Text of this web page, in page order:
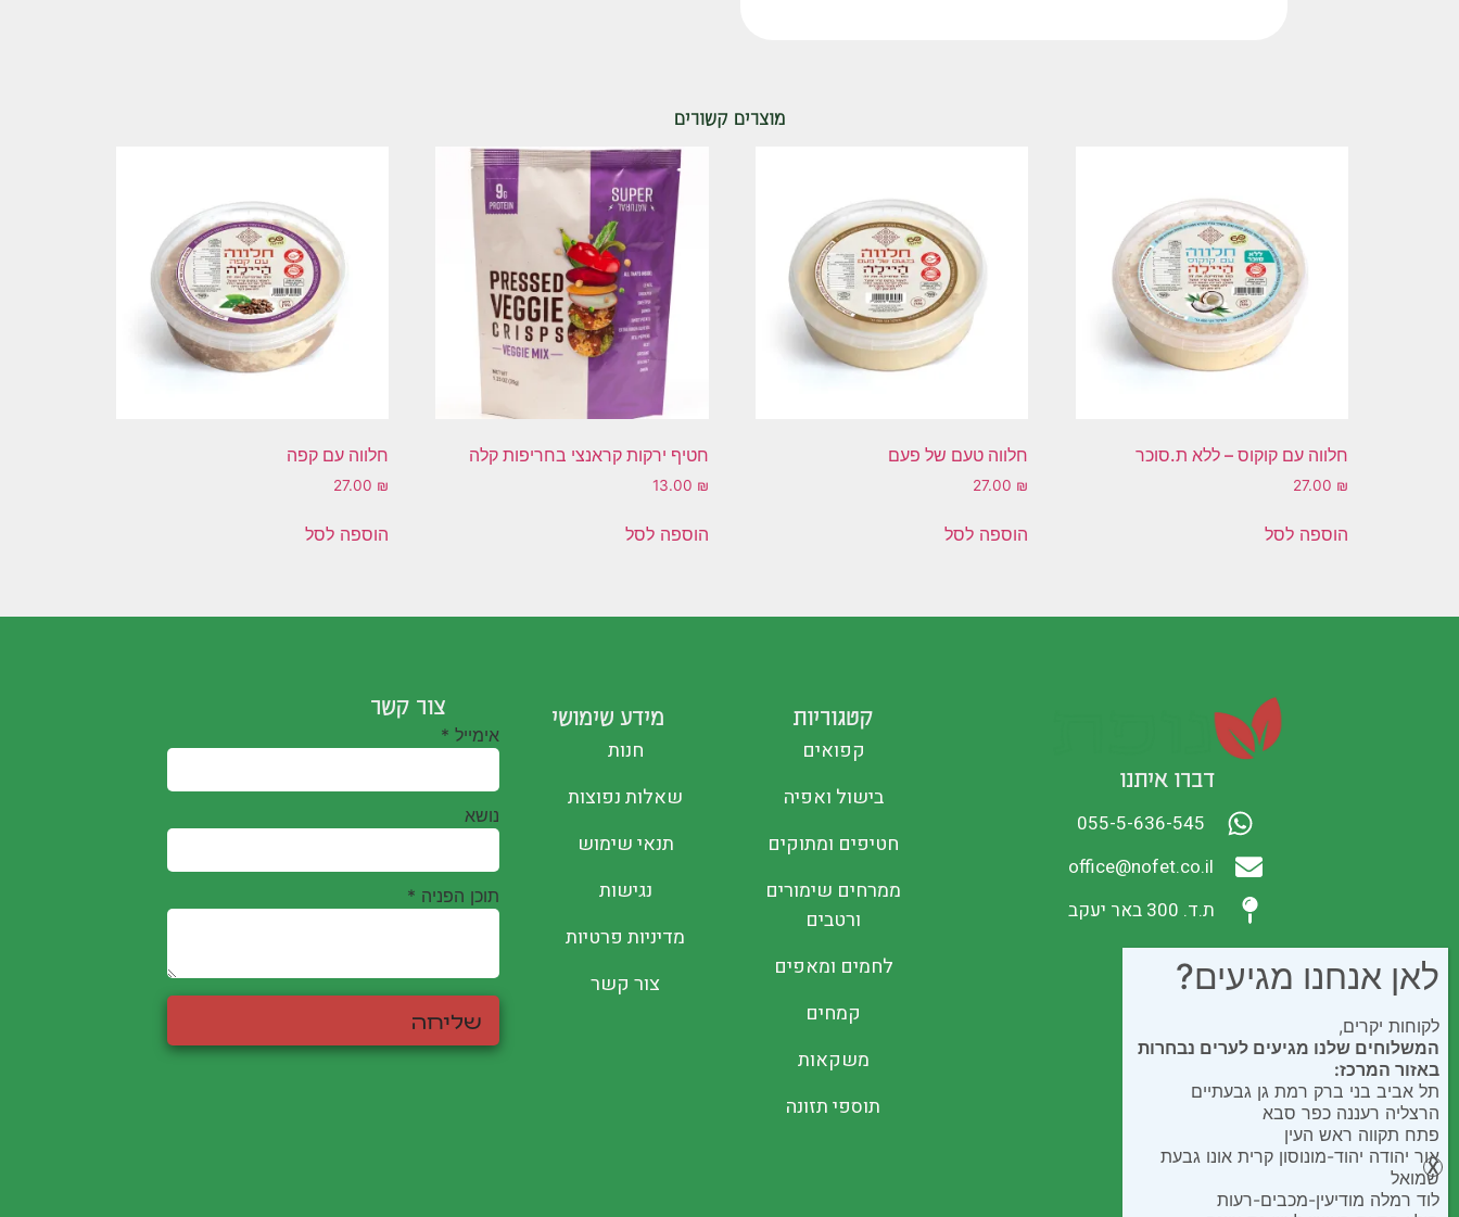
מוצרים קשורים
חלווה עם קוקוס – ללא ת.סוכר
27.00 ₪
הוספה לסל
חלווה טעם של פעם
27.00 ₪
הוספה לסל
חטיף ירקות קראנצי בחריפות קלה
13.00 ₪
הוספה לסל
חלווה עם קפה
27.00 ₪
הוספה לסל
דברו איתנו
055-5-636-545
office@nofet.co.il
ת.ד. 300 באר יעקב
קטגוריות
קפואים
בישול ואפיה
חטיפים ומתוקים
ממרחים שימורים
ורטבים
לחמים ומאפים
קמחים
משקאות
תוספי תזונה
מידע שימושי
חנות
שאלות נפוצות
תנאי שימוש
נגישות
מדיניות פרטיות
צור קשר
צור קשר
אימייל *
נושא
תוכן הפניה *
שליחה
לאן אנחנו מגיעים?
לקוחות יקרים,
המשלוחים שלנו מגיעים לערים נבחרות
באזור המרכז:
תל אביב בני ברק רמת גן גבעתיים
הרצליה רעננה כפר סבא
פתח תקווה ראש העין
אור יהודה יהוד-מונוסון קרית אונו גבעת
שמואל
לוד רמלה מודיעין-מכבים-רעות